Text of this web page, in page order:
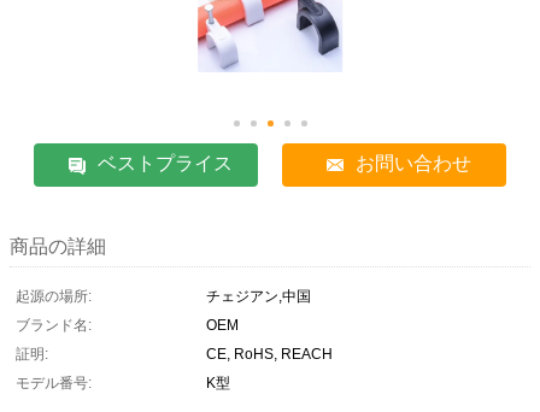
ベストプライス お問い合わせ
商品の詳細
起源の場所:
チェジアン,中国
ブランド名:
OEM
証明:
CE, RoHS, REACH
モデル番号:
K型